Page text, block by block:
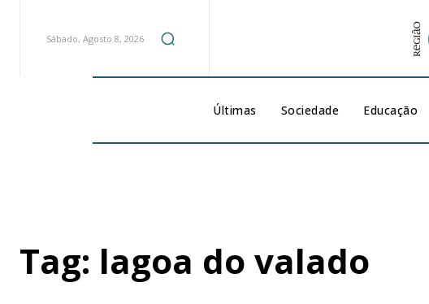
Sábado, Agosto 8, 2026
Últimas Sociedade Educação
Tag: lagoa do valado